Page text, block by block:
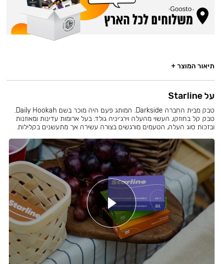
תיאור המוצר +
על Starline
טבק מבית החברה Darkside. המותג פעם היה מוכר בשם Daily Hookah.
טבק קל בחוזקו, העשוי מהעלה וירג׳יניה גולד. בעל ארומות עדינות ומאוזנות
ובזכות סוג העלה, הטעמים מורגשים בצורה עשירה אך מתעשנים בקלילות.